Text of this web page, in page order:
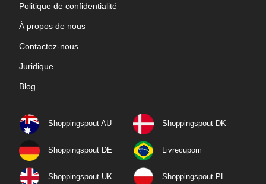
Politique de confidentialité
À propos de nous
Contactez-nous
Juridique
Blog
Shoppingspout AU Shoppingspout DK
Shoppingspout DE Livrecupom
Shoppingspout UK Shoppingspout PL